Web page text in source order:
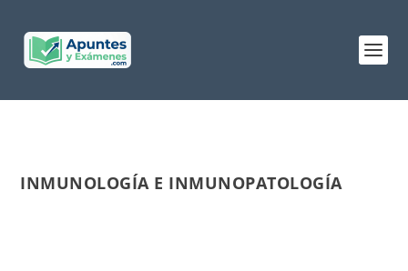
INMUNOLOGÍA E INMUNOPATOLOGÍA